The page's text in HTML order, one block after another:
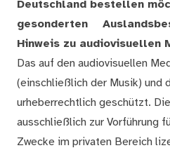
Deutschland bestellen
gesonderten
Hinweis zu audiovisuellen
Das auf den audiovisuellen
(einschließlich der Musik) und
urheberrechtlich geschützt.
ausschließlich zur Vorführung
Zwecke im privaten Bereich